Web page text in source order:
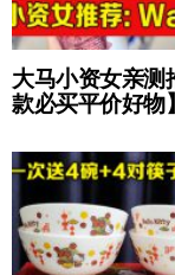
大马小资女亲
款必买平价好物